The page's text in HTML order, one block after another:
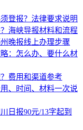
登报？法律要求说明
海峡导报材料和流程
晚报线上办理步骤
：怎么办、要什么材
费用和渠道参考
、时间、材料一次说
日报90元/13字起到